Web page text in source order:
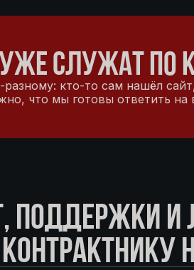
СЛУЖАТ ПО
кто-то сам нашёл
что мы готовы ответить
ПОДДЕРЖКИ И